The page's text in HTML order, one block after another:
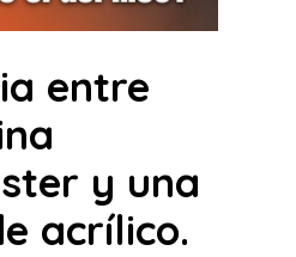
entre
y una
acrílico.